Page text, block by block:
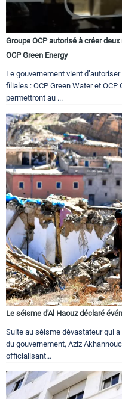
Groupe OCP autorisé à créer
OCP Green Energy
Le gouvernement vient
filiales : OCP Green Water et
permettront au ...
Le séisme d'Al Haouz déclaré
Suite au séisme dévastateur qui
du gouvernement, Aziz
officialisant...